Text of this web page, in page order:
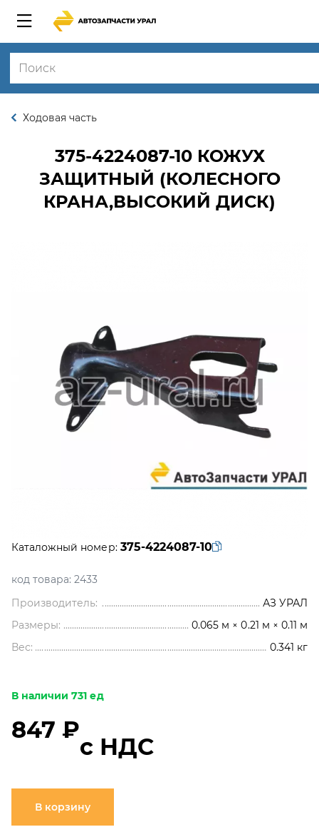
Ходовая часть
375-4224087-10КОЖУХ
ЗАЩИТНЫЙ (КОЛЕСНОГО
КРАНА,ВЫСОКИЙ ДИСК)
Каталожный номер: 375-4224087-10
код товара: 2433
Производитель:
АЗ УРАЛ
Размеры:
0.065 м × 0.21 м × 0.11 м
Вес:
0.341 кг
В наличии 731 ед
847 ₽
с НДС
В корзину